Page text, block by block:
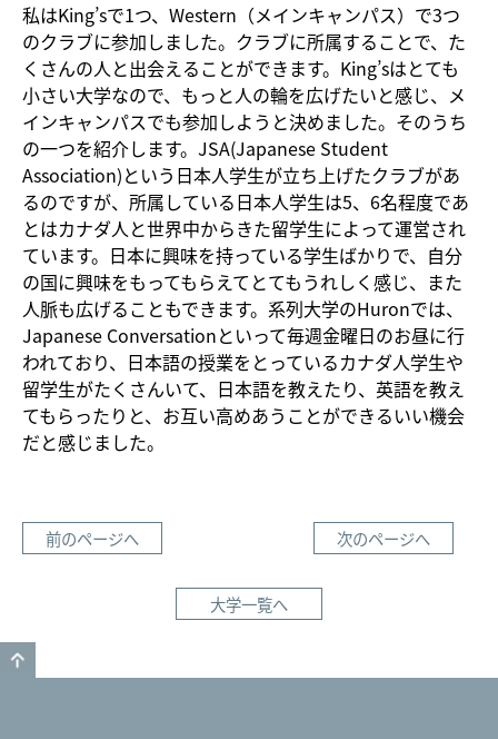
私はKing’sで1つ、Western（メインキャンパス）で3つ
のクラブに参加しました。クラブに所属することで、た
くさんの人と出会えることができます。King’sはとても
小さい大学なので、もっと人の輪を広げたいと感じ、メ
インキャンパスでも参加しようと決めました。そのうち
の一つを紹介します。JSA(Japanese Student
Association)という日本人学生が立ち上げたクラブがあ
るのですが、所属している日本人学生は5、6名程度であ
とはカナダ人と世界中からきた留学生によって運営され
ています。日本に興味を持っている学生ばかりで、自分
の国に興味をもってもらえてとてもうれしく感じ、また
人脈も広げることもできます。系列大学のHuronでは、
Japanese Conversationといって毎週金曜日のお昼に行
われており、日本語の授業をとっているカナダ人学生や
留学生がたくさんいて、日本語を教えたり、英語を教え
てもらったりと、お互い高めあうことができるいい機会
だと感じました。
前のページへ 次のページへ
大学一覧へ